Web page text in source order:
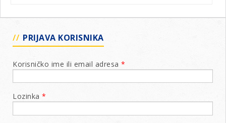
PRIJAVA KORISNIKA
Korisničko ime ili email adresa *
Lozinka *